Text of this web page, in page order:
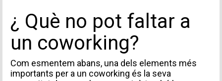
¿ Què no pot faltar a
un coworking?
Com esmentem abans, una dels elements més
importants per a un coworking és la seva